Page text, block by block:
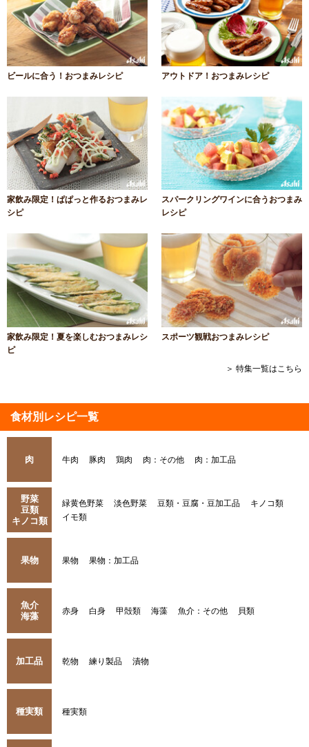
ビールに合う！おつまみレシピ アウトドア！おつまみレシピ
家飲み限定！ぱぱっと作るおつまみレ
シピ
スパークリングワインに合うおつまみ
レシピ
家飲み限定！夏を楽しむおつまみレシ
ピ
スポーツ観戦おつまみレシピ
＞ 特集一覧はこちら
食材別レシピ一覧
肉 牛肉 豚肉 鶏肉 肉：その他 肉：加工品
野菜
豆類
キノコ類
緑黄色野菜 淡色野菜 豆類・豆腐・豆加工品
キノコ類
イモ類
果物 果物 果物：加工品
魚介
海藻
赤身 白身 甲殻類 海藻 魚介：その他 貝類
加工品 乾物 練り製品 漬物
種実類 種実類